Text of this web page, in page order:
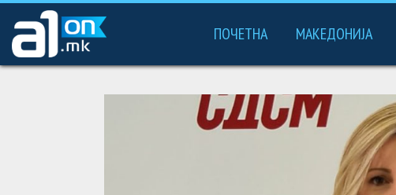
ПОЧЕТНА МАКЕДОНИЈА